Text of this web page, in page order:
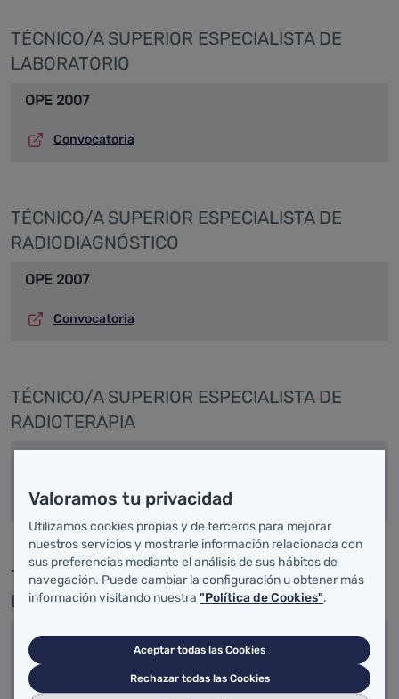
TÉCNICO/A SUPERIOR ESPECIALISTA DE
LABORATORIO
OPE 2007
Convocatoria
TÉCNICO/A SUPERIOR ESPECIALISTA DE
RADIODIAGNÓSTICO
OPE 2007
Convocatoria
TÉCNICO/A SUPERIOR ESPECIALISTA DE
RADIOTERAPIA
Convocatoria
TÉCNICO/A EN PREVENCIÓN RIESGOS
LABORALES NIVEL INTERMEDIO
OPE 2013
Convocatoria
Valoramos tu privacidad
Utilizamos cookies propias y de terceros para mejorar
nuestros servicios y mostrarle información relacionada con
sus preferencias mediante el análisis de sus hábitos de
navegación. Puede cambiar la configuración u obtener más
información visitando nuestra "Política de Cookies".
Aceptar todas las Cookies
Rechazar todas las Cookies